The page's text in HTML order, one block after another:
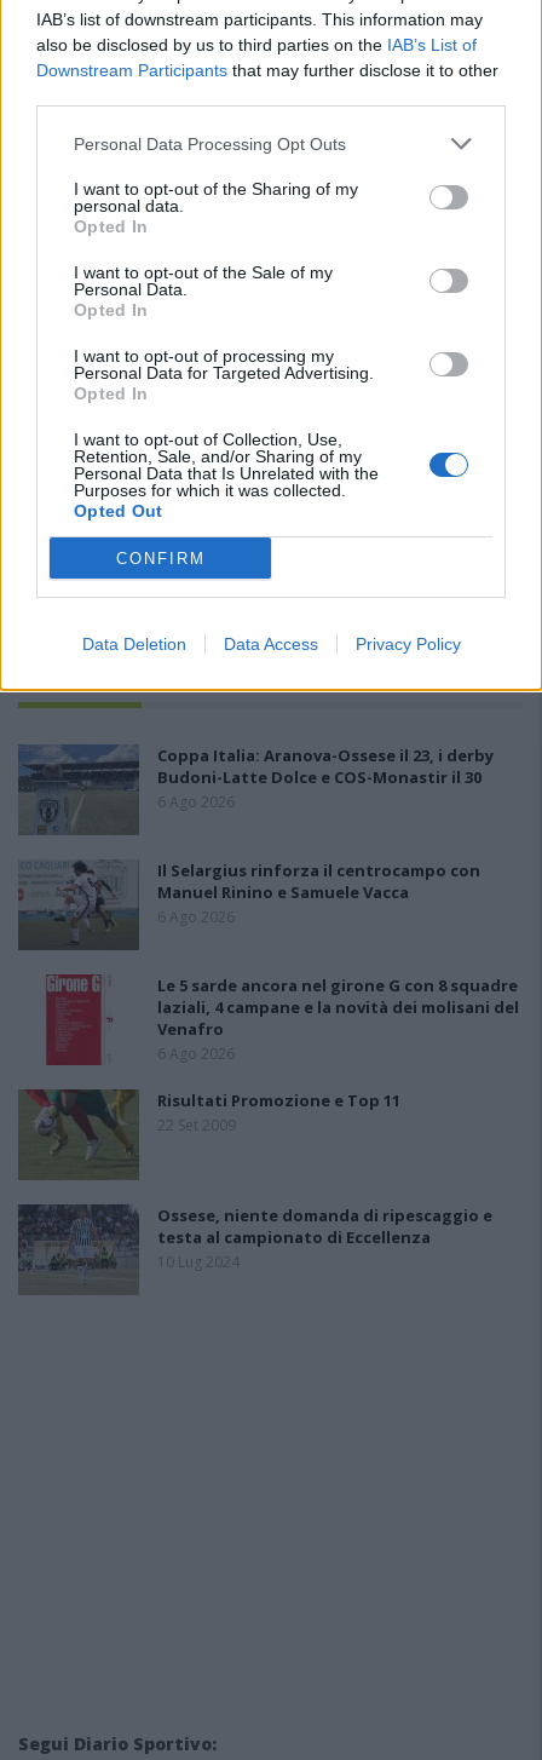
IAB’s list of downstream participants. This information may
also be disclosed by us to third parties on the IAB’s List of
Downstream Participants that may further disclose it to other
Personal Data Processing Opt Outs
I want to opt-out of the Sharing of my
personal data.
Opted In
I want to opt-out of the Sale of my
Personal Data.
Opted In
I want to opt-out of processing my
Personal Data for Targeted Advertising.
Opted In
I want to opt-out of Collection, Use,
Retention, Sale, and/or Sharing of my
Personal Data that Is Unrelated with the
Purposes for which it was collected.
Opted Out
CONFIRM
Data Deletion Data Access Privacy Policy
Coppa Italia: Aranova-Ossese il 23, i derby
Budoni-Latte Dolce e COS-Monastir il 30
6 Ago 2026
Il Selargius rinforza il centrocampo con
Manuel Rinino e Samuele Vacca
6 Ago 2026
Le 5 sarde ancora nel girone G con 8 squadre
laziali, 4 campane e la novità dei molisani del
Venafro
6 Ago 2026
Risultati Promozione e Top 11
22 Set 2009
Ossese, niente domanda di ripescaggio e
testa al campionato di Eccellenza
10 Lug 2024
Segui Diario Sportivo: